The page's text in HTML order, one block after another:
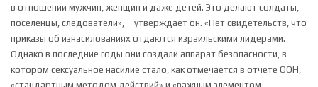
в отношении мужчин, женщин и даже детей. Это делают солдаты,
поселенцы, следователи», – утверждает он. «Нет свидетельств, что
приказы об изнасилованиях отдаются израильскими лидерами.
Однако в последние годы они создали аппарат безопасности, в
котором сексуальное насилие стало, как отмечается в отчете ООН,